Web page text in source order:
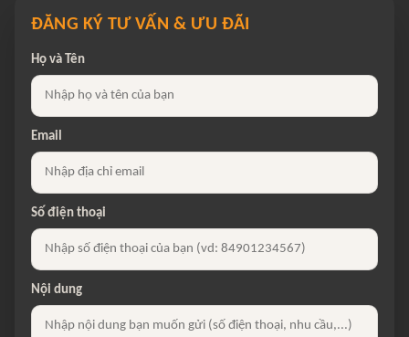
ĐĂNG KÝ TƯ VẤN & ƯU ĐÃI
Họ và Tên
Email
Số điện thoại
Nội dung